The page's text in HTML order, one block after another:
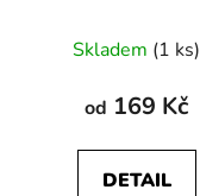
Skladem (1 ks)
od 169 Kč
DETAIL